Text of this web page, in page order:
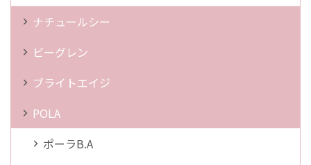
ナチュールシー
ビーグレン
ブライトエイジ
POLA
ポーラB.A